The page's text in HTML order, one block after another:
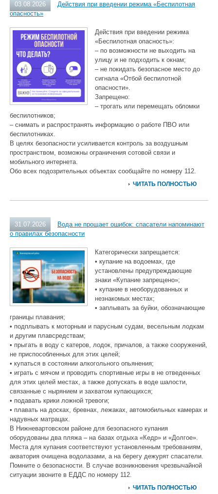
03.08.2026
Действия при введении режима «Беспилотная
опасность»
Действия при введении режима
«Беспилотная опасность»:
– по возможности не выходить на
улицу и не подходить к окнам;
– не покидать безопасное место до
сигнала «Отбой беспилотной
опасности».
Запрещено:
– трогать или перемещать обломки
беспилотников;
– снимать и распространять информацию о работе ПВО или
беспилотниках.
В целях безопасности усиливается контроль за воздушным
пространством, возможны ограничения сотовой связи и
мобильного интернета.
Обо всех подозрительных объектах сообщайте по номеру 112.
ЧИТАТЬ ПОЛНОСТЬЮ
31.07.2026
Вода не прощает ошибок: спасатели напоминают
о правилах безопасности
Категорически запрещается:
• купание на водоемах, где
установлены предупреждающие
знаки «Купание запрещено»;
• купание в необорудованных и
незнакомых местах;
• заплывать за буйки, обозначающие
границы плавания;
• подплывать к моторным и парусным судам, весельным лодкам
и другим плавсредствам;
• прыгать в воду с катеров, лодок, причалов, а также сооружений,
не приспособленных для этих целей;
• купаться в состоянии алкогольного опьянения;
• играть с мячом и проводить спортивные игры в не отведенных
для этих целей местах, а также допускать в воде шалости,
связанные с нырянием и захватом купающихся;
• подавать крики ложной тревоги;
• плавать на досках, бревнах, лежаках, автомобильных камерах и
надувных матрацах.
В Нижневартовском районе для безопасного купания
оборудованы два пляжа – на базах отдыха «Кедр» и «Долгое».
Места для купания соответствуют установленным требованиям,
акватория очищена водолазами, а на берегу дежурят спасатели.
Помните о безопасности. В случае возникновения чрезвычайной
ситуации звоните в ЕДДС по номеру 112.
ЧИТАТЬ ПОЛНОСТЬЮ